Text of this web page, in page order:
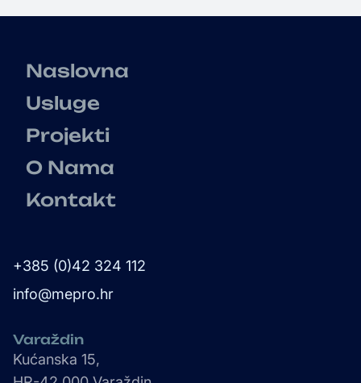
Naslovna
Usluge
Projekti
O Nama
Kontakt
+385 (0)42 324 112
info@mepro.hr
Varaždin
Kućanska 15,